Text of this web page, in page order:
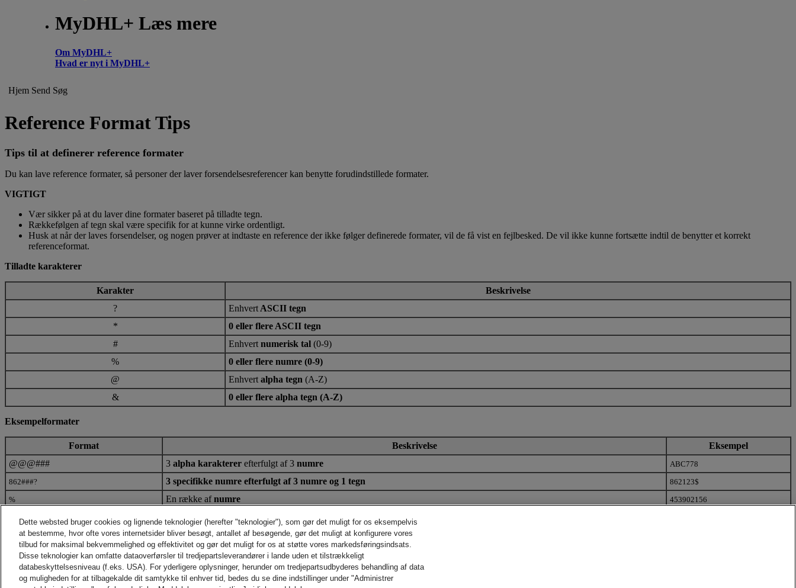
MyDHL+ Læs mere
Om MyDHL+
Hvad er nyt i MyDHL+
Hjem Send Søg
Reference Format Tips
Tips til at definerer reference formater
Du kan lave reference formater, så personer der laver forsendelsesreferencer kan benytte forudindstillede formater.
VIGTIGT
Vær sikker på at du laver dine formater baseret på tilladte tegn.
Rækkefølgen af tegn skal være specifik for at kunne virke ordentligt.
Husk at når der laves forsendelser, og nogen prøver at indtaste en reference der ikke følger definerede formater, vil de få vist en fejlbesked. De vil ikke kunne fortsætte indtil de benytter et korrekt
referenceformat.
Tilladte karakterer
Karakter
Beskrivelse
?
Enhvert ASCII tegn
*
0 eller flere ASCII tegn
#
Enhvert numerisk tal (0-9)
%
0 eller flere numre (0-9)
@
Enhvert alpha tegn (A-Z)
&
0 eller flere alpha tegn (A-Z)
Eksempelformater
Format Beskrivelse
Eksempel
@@@###
3 alpha karakterer efterfulgt af 3 numre
ABC778
862###?
3 specifikke numre efterfulgt af 3 numre og 1 tegn
862123$
%
En række afnumre
453902156
123&
3 specifikke numre efterfulgt af en række af alpha tegn
&%
En række af alpha tegnefterfulgt af en rækkenumre
###*
3 numreefterfulgt af en række tegn
KONTAKT OG SUPPORT
Hjælp og support
Dette websted bruger cookies og lignende teknologier (herefter "teknologier"), som gør det muligt for os eksempelvis
at bestemme, hvor ofte vores internetsider bliver besøgt, antallet af besøgende, gør det muligt at konfigurere vores
tilbud for maksimal bekvemmelighed og effektivitet og gør det muligt for os at støtte vores markedsføringsindsats.
Disse teknologier kan omfatte dataoverførsler til tredjepartsleverandører i lande uden et tilstrækkeligt
databeskyttelsesniveau (f.eks. USA). For yderligere oplysninger, herunder om tredjepartsudbyderes behandling af data
og muligheden for at tilbagekalde dit samtykke til enhver tid, bedes du se dine indstillinger under "Administrer